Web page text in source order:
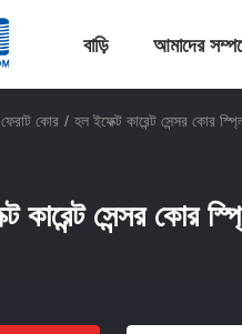
বাড়ি আমাদের
ফেরাট কোর / হল ইফেক্ট কারেন্ট সেন্সর কোর
কারেন্ট সেন্সর কোর